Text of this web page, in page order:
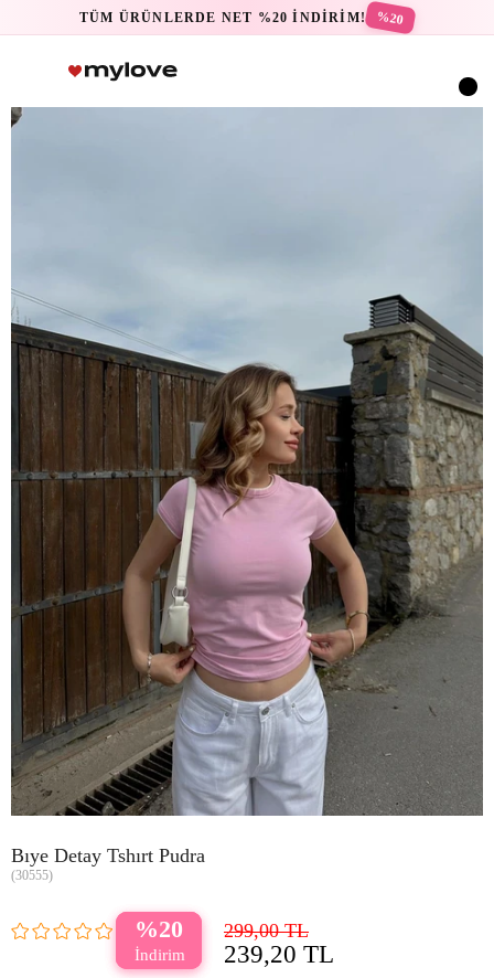
TÜM ÜRÜNLERDE NET %20 İNDİRİM! %20
Bıye Detay Tshırt Pudra
(30555)
20 299,00 TL
239,20 TL